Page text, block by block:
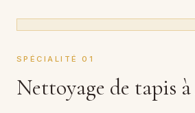
SPÉCIALITÉ 01
Nettoyage de tapis à